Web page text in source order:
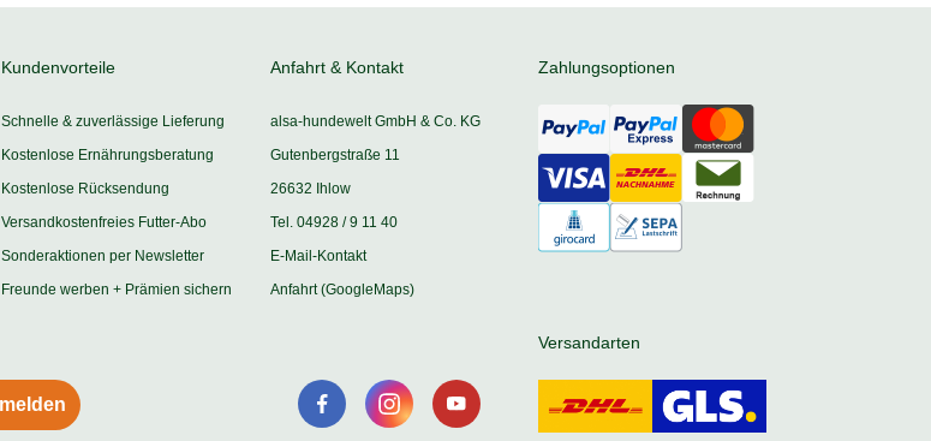
Kundenvorteile
Schnelle & zuverlässige Lieferung
Kostenlose Ernährungsberatung
Kostenlose Rücksendung
Versandkostenfreies Futter-Abo
Sonderaktionen per Newsletter
Freunde werben + Prämien sichern
Anfahrt & Kontakt
alsa-hundewelt GmbH & Co. KG
Gutenbergstraße 11
26632 Ihlow
Tel. 04928 / 9 11 40
E-Mail-Kontakt
Anfahrt (GoogleMaps)
Zahlungsoptionen
Versandarten